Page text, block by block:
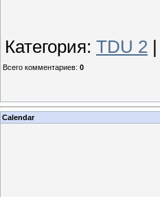
Категория: TDU 2
Всего комментариев: 0
Calendar